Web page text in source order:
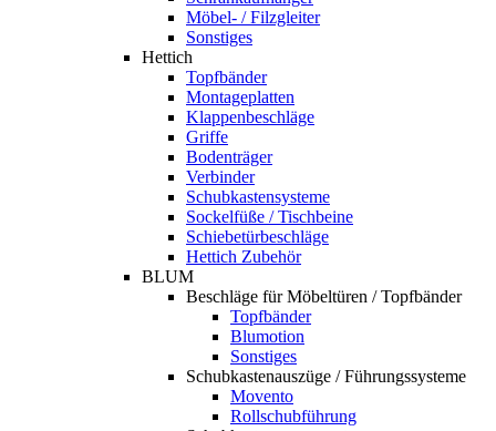
Möbel- / Filzgleiter
Sonstiges
Hettich
Topfbänder
Montageplatten
Klappenbeschläge
Griffe
Bodenträger
Verbinder
Schubkastensysteme
Sockelfüße / Tischbeine
Schiebetürbeschläge
Hettich Zubehör
BLUM
Beschläge für Möbeltüren / Topfbänder
Topfbänder
Blumotion
Sonstiges
Schubkastenauszüge / Führungssysteme
Movento
Rollschubführung